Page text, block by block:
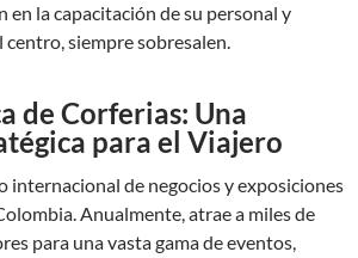
en la capacitación de su personal y
centro, siempre sobresalen.
de Corferias: Una
para el Viajero
internacional de negocios y exposiciones
Anualmente, atrae a miles de
para una vasta gama de eventos,